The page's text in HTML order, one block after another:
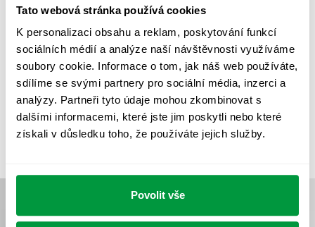
Tato webová stránka používá cookies
K personalizaci obsahu a reklam, poskytování funkcí
sociálních médií a analýze naší návštěvnosti využíváme
soubory cookie. Informace o tom, jak náš web používáte,
sdílíme se svými partnery pro sociální média, inzerci a
analýzy. Partneři tyto údaje mohou zkombinovat s
dalšími informacemi, které jste jim poskytli nebo které
získali v důsledku toho, že používáte jejich služby.
Povolit vše
REVIZE NOUZOVÉHO OSVĚTLENÍ ŘÍZENÍ
UMĚLÉ OSVĚTLENÍ VEŘEJNÉ OSVĚTLENÍ
VÝPOČET OSVĚTLENÍ VÝPOČET ZASTÍNĚNÍ
VÝPOČTY A NÁVRHY ZASTÍNĚNÍ
ZKOUŠKY NOUZOVÉHO OSVĚTLENÍ